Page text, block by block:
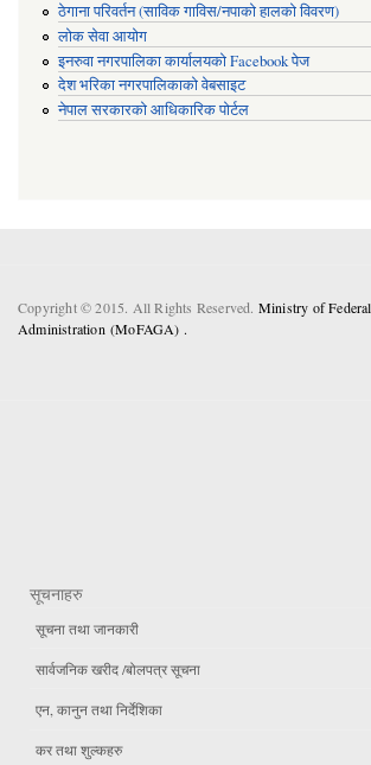
ठेगाना परिवर्तन (साविक गाविस/नपाको हालको विवरण)
लोक सेवा आयोग
इनरुवा नगरपालिका कार्यालयको Facebook पेज
देश भरिका नगरपालिकाको वेबसाइट
नेपाल सरकारको आधिकारिक पोर्टल
Copyright © 2015. All Rights Reserved. Ministry of
Administration (MoFAGA) .
सूचनाहरु
सूचना तथा जानकारी
सार्वजनिक खरीद /बोलपत्र सूचना
एन, कानुन तथा निर्देशिका
कर तथा शुल्कहरु